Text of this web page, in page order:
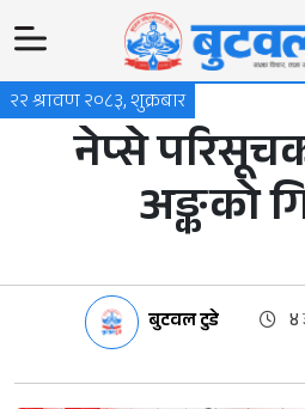
२२ श्रावण २०८३, शुक्रबार
नेप्से
अङ्कको
बुटवल टुडे ४